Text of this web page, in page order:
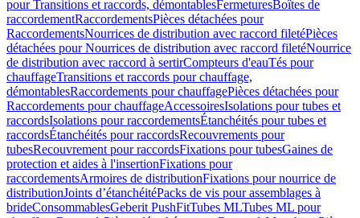
pour Transitions et raccords, démontablesFermeturesBoîtes de
raccordementRaccordementsPièces détachées pour
RaccordementsNourrices de distribution avec raccord filetéPièces
détachées pour Nourrices de distribution avec raccord filetéNourrice
de distribution avec raccord à sertirCompteurs d'eauTés pour
chauffageTransitions et raccords pour chauffage,
démontablesRaccordements pour chauffagePièces détachées pour
Raccordements pour chauffageAccessoiresIsolations pour tubes et
raccordsIsolations pour raccordementsÉtanchéités pour tubes et
raccordsÉtanchéités pour raccordsRecouvrements pour
tubesRecouvrement pour raccordsFixations pour tubesGaines de
protection et aides à l'insertionFixations pour
raccordementsArmoires de distributionFixations pour nourrice de
distributionJoints d’étanchéitéPacks de vis pour assemblages à
brideConsommablesGeberit PushFitTubes MLTubes ML pour